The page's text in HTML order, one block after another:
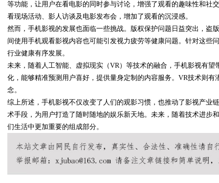
!
Bo
等功能，让用户在看电影的同时参与讨论，增强了观看的趣味性和社
看现场活动、影人访谈及电影发布会，增加了观看的沉浸感。
然而，手机影视的发展也面临一些挑战。版权保护问题日益突出，盗
间使用手机观看影视内容也可能引发视力疲劳等健康问题。针对这些
行业健康有序发展。
未来，随着人工智能、虚拟现实（VR）等技术的融合，手机影视有
化，能够精准预测用户喜好，提供量身定制的内容服务。VR技术则
念。
综上所述，手机影视不仅改变了人们的观影习惯，也推动了影视产业
术手段，为用户打造了随时随地的娱乐新天地。未来，随着技术进步
们生活中更加重要的组成部分。